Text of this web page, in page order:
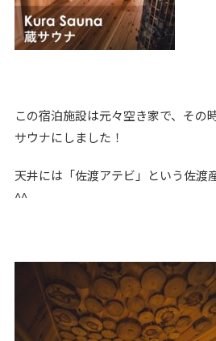
この宿泊施設は元々空き家で、その
サウナにしました！
天井には「佐渡アテビ」という佐渡
^^